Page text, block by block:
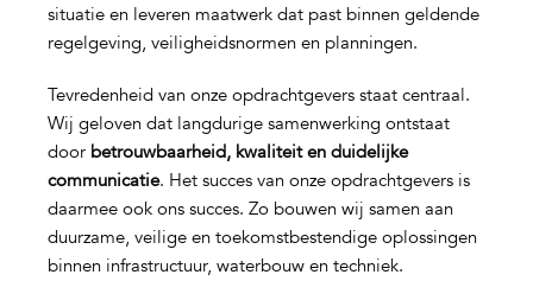
situatie en leveren maatwerk dat past binnen geldende
regelgeving, veiligheidsnormen en planningen.
Tevredenheid van onze opdrachtgevers staat centraal.
Wij geloven dat langdurige samenwerking ontstaat
door betrouwbaarheid, kwaliteit en duidelijke
communicatie. Het succes van onze opdrachtgevers is
daarmee ook ons succes. Zo bouwen wij samen aan
duurzame, veilige en toekomstbestendige oplossingen
binnen infrastructuur, waterbouw en techniek.